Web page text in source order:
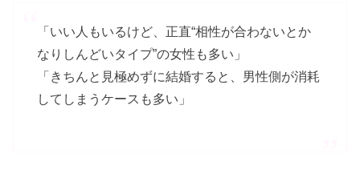
「いい人もいるけど、正直“相性が合わないとか
なりしんどいタイプ”の女性も多い」
「きちんと見極めずに結婚すると、男性側が消耗
してしまうケースも多い」